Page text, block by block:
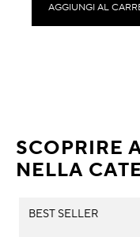
AGGIUNGI AL
SCOPRIRE
NELLA
BEST SELLER